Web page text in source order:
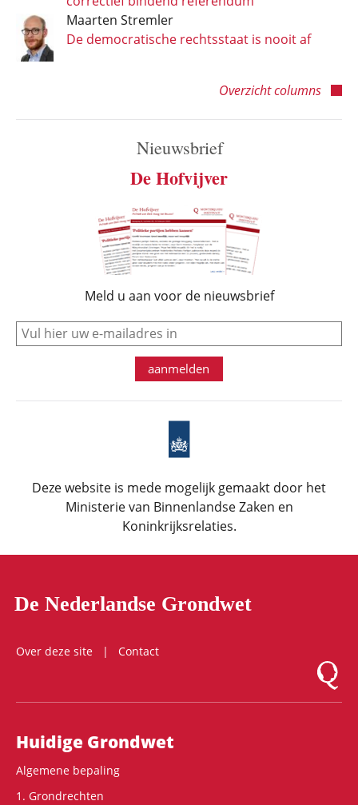
Maarten Stremler
De democratische rechtsstaat is nooit af
Overzicht columns
Nieuwsbrief
De Hofvijver
Meld u aan voor de nieuwsbrief
e-mail
aanmelden
Deze website is mede mogelijk gemaakt door het
Ministerie van Binnenlandse Zaken en
Koninkrijksrelaties.
De Nederlandse Grondwet
Over deze site
Contact
Logo
Hoofdnavigatie
Huidige Grondwet
Algemene bepaling
1. Grondrechten